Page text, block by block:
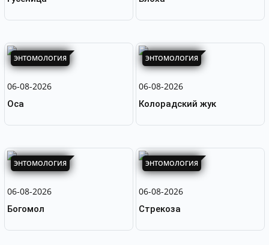
ЭНТОМОЛОГИЯ
06-08-2026
Оса
ЭНТОМОЛОГИЯ
06-08-2026
Колорадский жук
ЭНТОМОЛОГИЯ
06-08-2026
Богомол
ЭНТОМОЛОГИЯ
06-08-2026
Стрекоза